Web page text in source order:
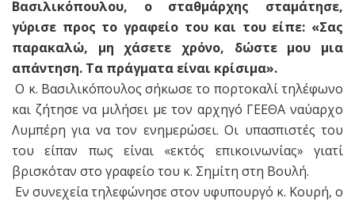
Βασιλικόπουλου, ο σταθμάρχης σταμάτησε,
γύρισε προς το γραφείο του και του είπε: «Σας
παρακαλώ, μη χάσετε χρόνο, δώστε μου μια
απάντηση. Τα πράγματα είναι κρίσιμα».
Ο κ. Βασιλικόπουλος σήκωσε το πορτοκαλί τηλέφωνο
και ζήτησε να μιλήσει με τον αρχηγό ΓΕΕΘΑ ναύαρχο
Λυμπέρη για να τον ενημερώσει. Οι υπασπιστές του
του είπαν πως είναι «εκτός επικοινωνίας» γιατί
βρισκόταν στο γραφείο του κ. Σημίτη στη Βουλή.
Εν συνεχεία τηλεφώνησε στον υφυπουργό κ. Κουρή, ο